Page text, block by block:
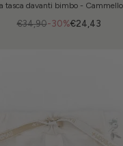
tasca davanti bimbo -
-30%
€34,90 €24,43